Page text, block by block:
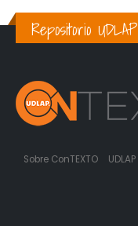
Repositorio UDLAP
Sobre ConTEXTO UDLAP